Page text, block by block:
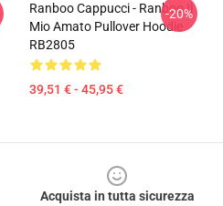
Ranboo Cappucci - Ranboo Il
Mio Amato Pullover Hoodie
RB2805
39,51 € - 45,95 €
-20%
Acquista in tutta sicurezza